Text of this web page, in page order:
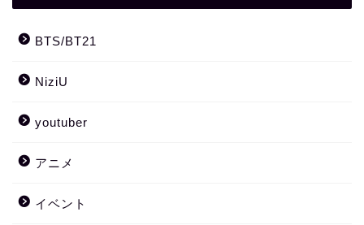
BTS/BT21
NiziU
youtuber
アニメ
イベント